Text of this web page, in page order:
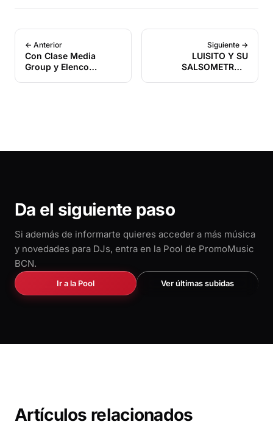
← Anterior
Con Clase Media
Group y Elenco
Reyes y Harold
Siguiente →
LUISITO Y SU
SALSOMETRO y
Da el siguiente paso
Si además de informarte quieres acceder a más música
y novedades para DJs, entra en la Pool de PromoMusic
BCN.
Ir a la Pool Ver últimas subidas
Artículos relacionados